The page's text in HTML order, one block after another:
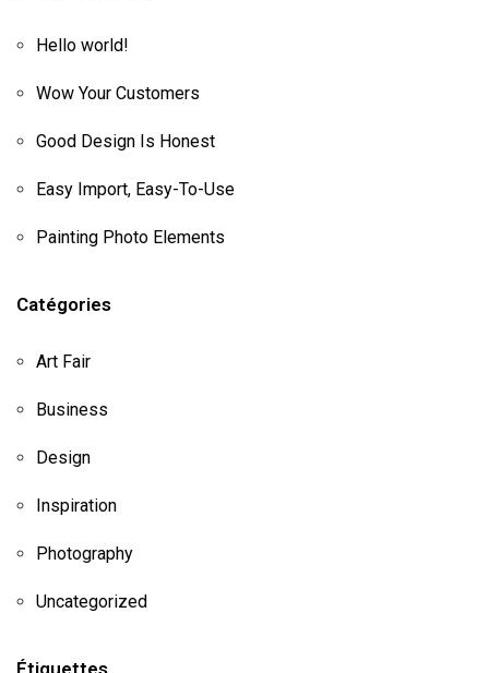
Hello world!
Wow Your Customers
Good Design Is Honest
Easy Import, Easy-To-Use
Painting Photo Elements
Catégories
Art Fair
Business
Design
Inspiration
Photography
Uncategorized
Étiquettes